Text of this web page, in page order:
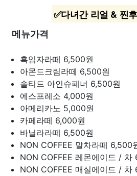
✅다녀간 리얼 & 찐
메뉴가격
흑임자라떼 6,500원
아몬드크림라떼 6,500원
솔티드 아인슈페너 6,500원
에스프레소 4,000원
아메리카노 5,000원
카페라떼 6,000원
바닐라라떼 6,500원
NON COFFEE 말차라떼 6,500
NON COFFEE 레몬에이드 / 차
NON COFFEE 매실에이드 / 차